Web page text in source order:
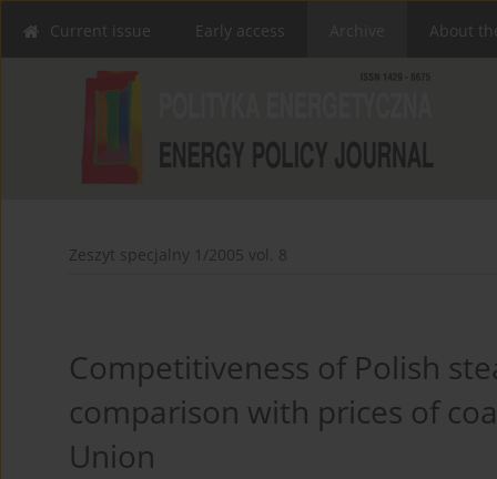
Current issue Early access About
Zeszyt specjalny 1/2005 vol. 8
Competitiveness of Polish
comparison with prices of
Union